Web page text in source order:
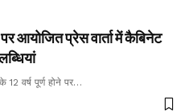
आयोजित प्रेस वार्ता में कैबिनेट
वर्ष पूर्ण होने पर…